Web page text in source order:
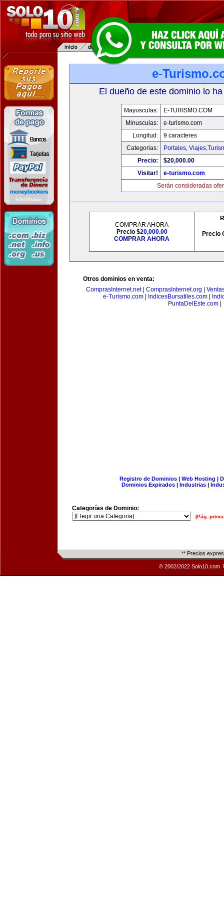
e-
El dueño de este dominio lo
Mayusculas:
E-TURISMO.COM
Minusculas:
e-turismo.com
Longitud:
9 caracteres
Categorias:
Portales,
Precio:
$20,000.00
Visitar!
e-turismo.com
Serán consideradas
COMPRAR AHORA
Precio $20,000.00
COMPRAR AHORA
Precio
Otros dominios en venta:
ComprasInternet.net| ComprasInternet.org
e-Turismo.com| IndicesBursatiles.com|
PuntaDelEste.com|
Registro de Dominios| Web Hosting |
Dominios Expirados | Industrias |
Categorías de Dominio:
[Pág.
** Precios
© 2002/2022 Solo10.com